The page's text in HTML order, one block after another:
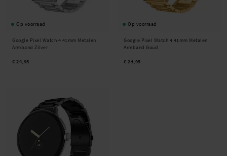
Op voorraad
Google Pixel Watch 4 41mm Metalen
Armband Zilver
€ 24,95
Op voorraad
Google Pixel Watch 4 41mm Metalen
Armband Goud
€ 24,95